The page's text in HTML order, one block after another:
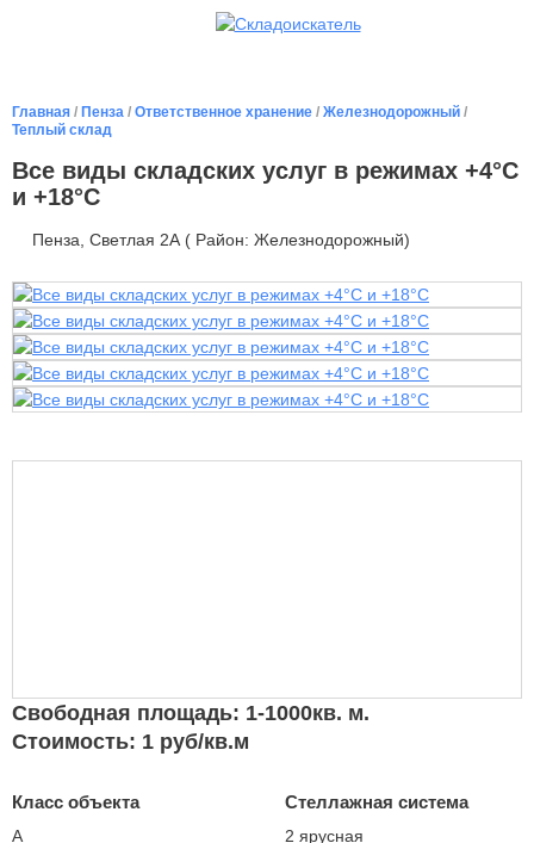
Главная / Пенза / Ответственное хранение / Железнодорожный /
Теплый склад
Все виды складских услуг в режимах +4°С
и +18°С
Пенза, Светлая 2А ( Район: Железнодорожный)
Свободная площадь: 1-1000кв. м.
Стоимость: 1 руб/кв.м
Класс объекта
А
Стеллажная система
2 ярусная